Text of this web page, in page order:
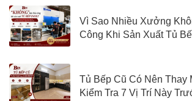
Vì Sao Nhiều Xưởng
Công Khi Sản Xuất Tủ
Tủ Bếp Cũ Có Nên Thay
Kiểm Tra 7 Vị Trí Này